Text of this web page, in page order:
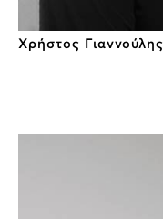
Χρήστος Γιαννούλης